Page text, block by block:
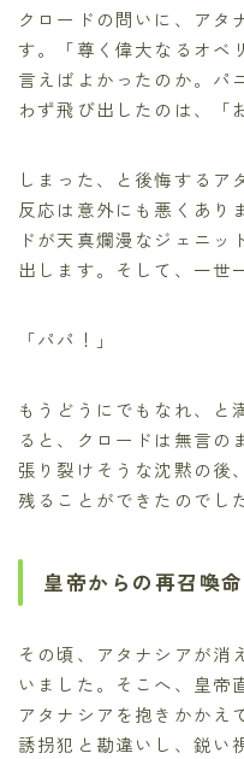
クロードの問いに、アタ
す。「尊く偉大なるオベ
言えばよかったのか。パ
わず飛び出したのは、「
しまった、と後悔するア
反応は意外にも悪くあり
ドが天真爛漫なジェニッ
出します。そして、一世
「パパ！」
もうどうにでもなれ、と
ると、クロードは無言の
張り裂けそうな沈黙の後
残ることができたのでし
皇帝からの再召喚
その頃、アタナシアが消
いました。そこへ、皇帝
アタナシアを抱きかかえ
誘拐犯と勘違いし、鋭い